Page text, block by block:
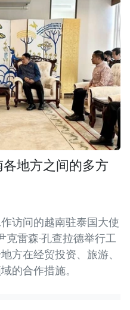
地方之间的多方
访问的越南驻泰国大使
克雷森·孔查拉德举行工
方在经贸投资、旅游、
的合作措施。